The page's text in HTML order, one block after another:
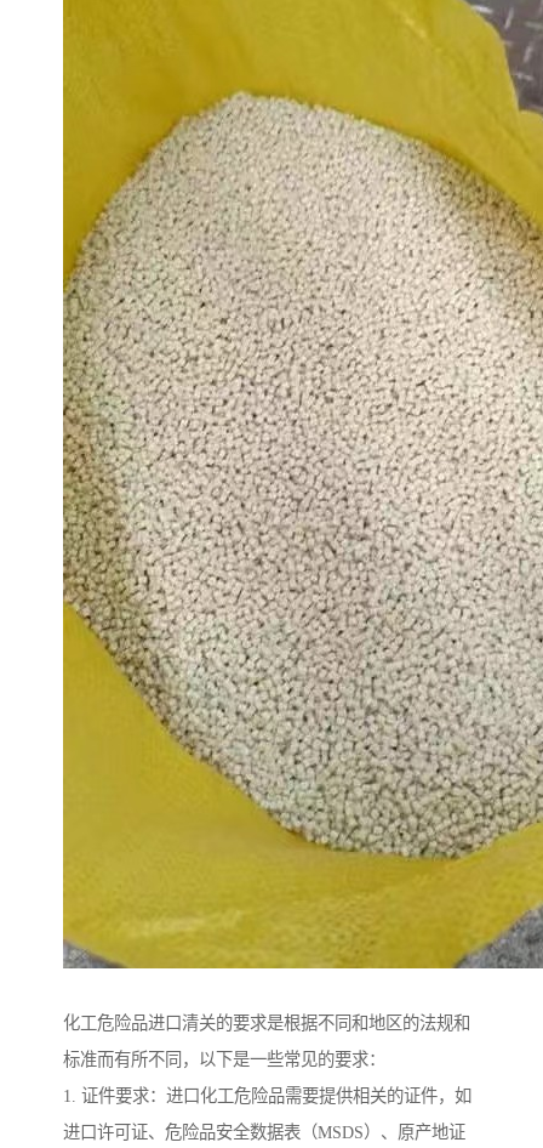
化工危险品进口清关的要求是根据不同和地区的法规和
标准而有所不同，以下是一些常见的要求：
1. 证件要求：进口化工危险品需要提供相关的证件，如
进口许可证、危险品安全数据表（MSDS）、原产地证